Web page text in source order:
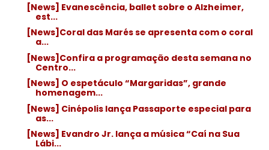
[News] Evanescência, ballet sobre o Alzheimer,
est...
[News]Coral das Marés se apresenta com o coral
a...
[News]Confira a programação desta semana no
Centro...
[News] O espetáculo “Margaridas”, grande
homenagem...
[News] Cinépolis lança Passaporte especial para
as...
[News] Evandro Jr. lança a música “Caí na Sua
Lábi...